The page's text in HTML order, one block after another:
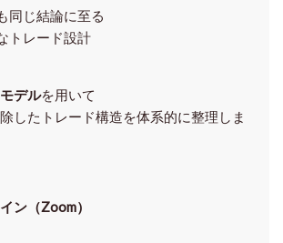
同じ結論に至る
トレード設計
デルを用いて
したトレード構造を体系的に整理しま
ン（Zoom）